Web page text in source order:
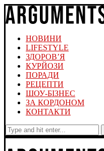
НОВИНИ
LIFESTYLE
ЗДОРОВ’Я
КУРЙОЗИ
ПОРАДИ
РЕЦЕПТИ
ШОУ-БІЗНЕС
ЗА КОРДОНОМ
КОНТАКТИ